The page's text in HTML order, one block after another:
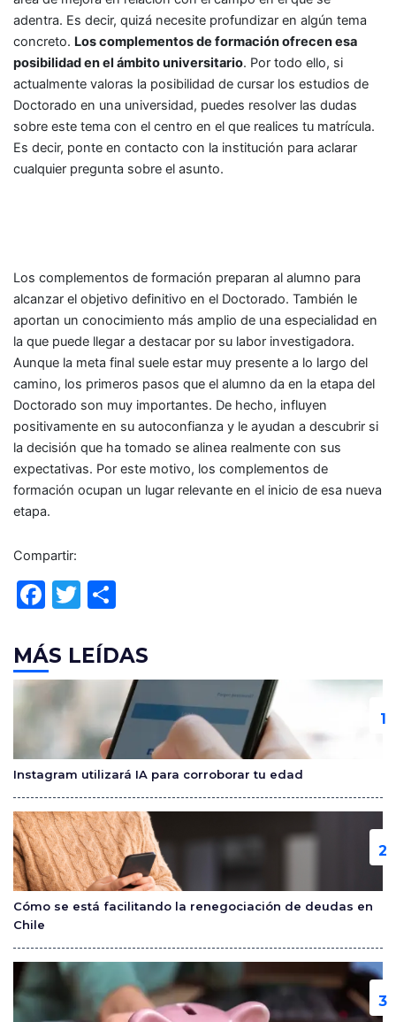
adentra. Es decir, quizá necesite profundizar en algún tema
concreto. Los complementos de formación ofrecen esa
posibilidad en el ámbito universitario. Por todo ello, si
actualmente valoras la posibilidad de cursar los estudios de
Doctorado en una universidad, puedes resolver las dudas
sobre este tema con el centro en el que realices tu matrícula.
Es decir, ponte en contacto con la institución para aclarar
cualquier pregunta sobre el asunto.
Los complementos de formación preparan al alumno para
alcanzar el objetivo definitivo en el Doctorado. También le
aportan un conocimiento más amplio de una especialidad en
la que puede llegar a destacar por su labor investigadora.
Aunque la meta final suele estar muy presente a lo largo del
camino, los primeros pasos que el alumno da en la etapa del
Doctorado son muy importantes. De hecho, influyen
positivamente en su autoconfianza y le ayudan a descubrir si
la decisión que ha tomado se alinea realmente con sus
expectativas. Por este motivo, los complementos de
formación ocupan un lugar relevante en el inicio de esa nueva
etapa.
Compartir:
F
c
e
b
o
o
k
T
itt
er
m
p
ar
tir
MÁS LEÍDAS
Instagram utilizará IA para corroborar tu edad
Cómo se está facilitando la renegociación de deudas en
Chile